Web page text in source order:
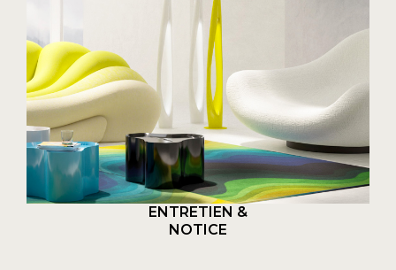
ENTRETIEN &
NOTICE